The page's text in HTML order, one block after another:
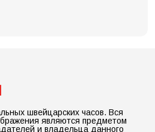
швейцарских часов. Вся
являются предметом
и владельца данного